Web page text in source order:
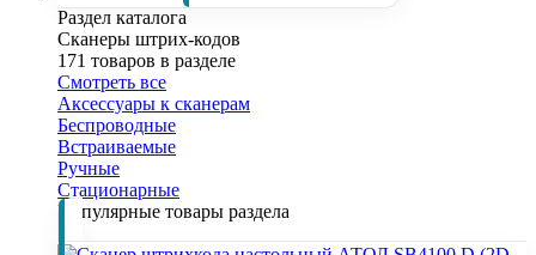
Раздел каталога
Сканеры штрих-кодов
171 товаров в разделе
Смотреть все
Аксессуары к сканерам
Беспроводные
Встраиваемые
Ручные
Стационарные
Популярные товары раздела